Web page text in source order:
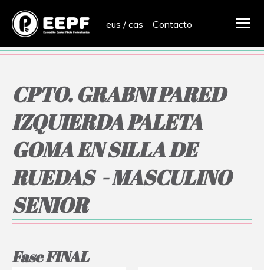
eus / cas Contacto
CPTO. GRABNI PARED
IZQUIERDA PALETA
GOMA EN SILLA DE
RUEDAS - MASCULINO
SENIOR
Fase FINAL